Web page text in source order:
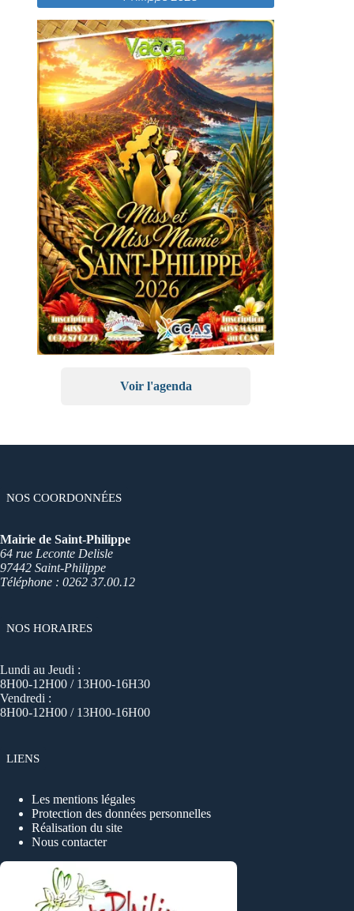
Voir l'agenda
NOS COORDONNÉES
Mairie de Saint-Philippe
64 rue Leconte Delisle
97442 Saint-Philippe
Téléphone : 0262 37.00.12
NOS HORAIRES
Lundi au Jeudi :
8H00-12H00 / 13H00-16H30
Vendredi :
8H00-12H00 / 13H00-16H00
LIENS
Les mentions légales
Protection des données personnelles
Réalisation du site
Nous contacter